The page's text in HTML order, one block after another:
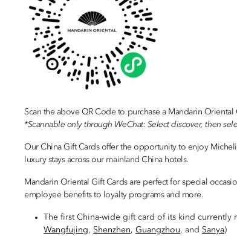
Scan the above QR Code to purchase a Mandarin Oriental
*Scannable only through WeChat: Select discover, then
Our China Gift Cards offer the opportunity to enjoy
luxury stays across our mainland China hotels.
Mandarin Oriental Gift Cards are perfect for special
employee benefits to loyalty programs and more.
The first China-wide gift card of its kind currently
Wangfujing, Shenzhen, Guangzhou, and Sanya)